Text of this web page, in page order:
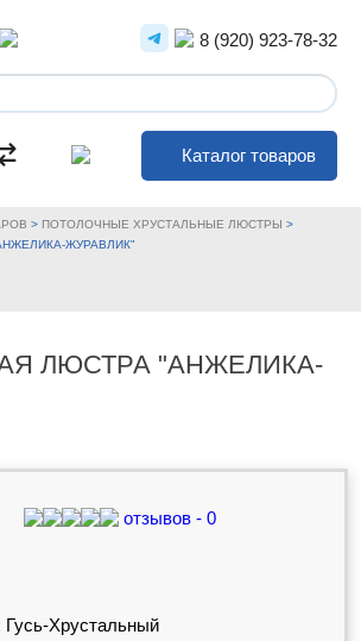
8 (920) 923-78-32
Каталог товаров
> ПОТОЛОЧНЫЕ ХРУСТАЛЬНЫЕ ЛЮСТРЫ >
ЖУРАВЛИК"
ЛЮСТРА "АНЖЕЛИКА-
отзывов - 0
Гусь-Хрустальный